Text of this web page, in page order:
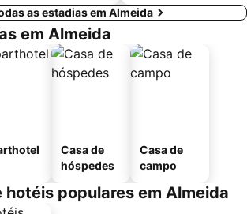
as estadias em Almeida
em Almeida
Casa de
hóspedes
Casa de
campo
hotéis populares em Almeida